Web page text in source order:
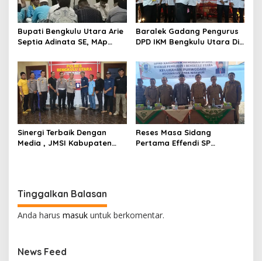
Bupati Bengkulu Utara Arie
Septia Adinata SE, MAp
Jemaah Haji Dengan Penuh
Rasa Syukur
Baralek Gadang Pengurus
DPD IKM Bengkulu Utara Di
Umum 2025-2030
Sinergi Terbaik Dengan
Media , JMSI Kabupaten
Reses Masa Sidang
Pertama Effendi SP
Tinggalkan Balasan
Anda harus masuk untuk berkomentar.
News Feed